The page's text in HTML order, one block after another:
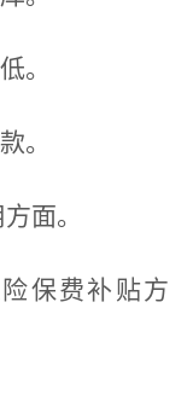
。
。
面。
保费补贴方